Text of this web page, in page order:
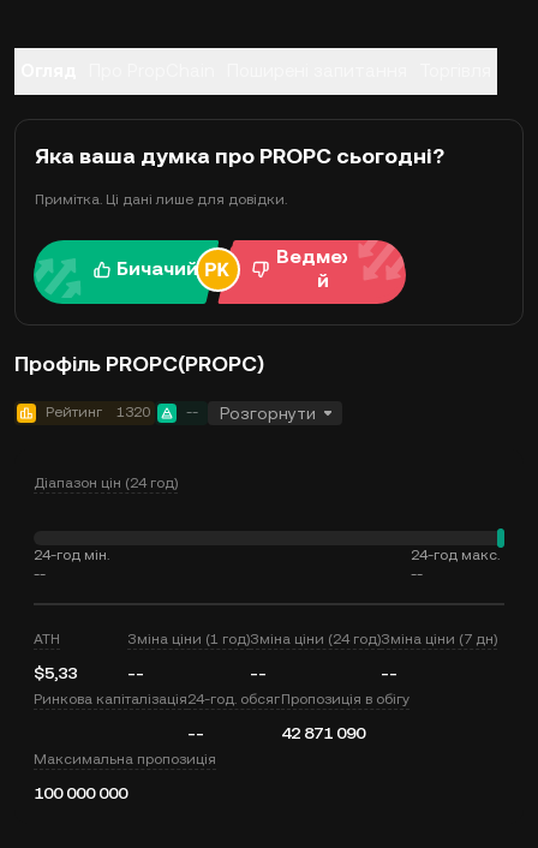
Яка ваша думка про PROPC сьогодні?
Примітка. Ці дані лише для довідки.
Бичачий
Ведмежи
й
Профіль PROPC(PROPC)
Рейтинг 1320 -- Розгорнути
Діапазон цін (24 год)
24-год мін.
--
24-год макс.
--
ATH
$5,33
Зміна ціни (1 год)
--
Зміна ціни (24 год)
--
Зміна ціни (7 дн)
--
Ринкова капіталізація24-год. обсяг
--
Пропозиція в обігу
42 871 090
Максимальна пропозиція
100 000 000